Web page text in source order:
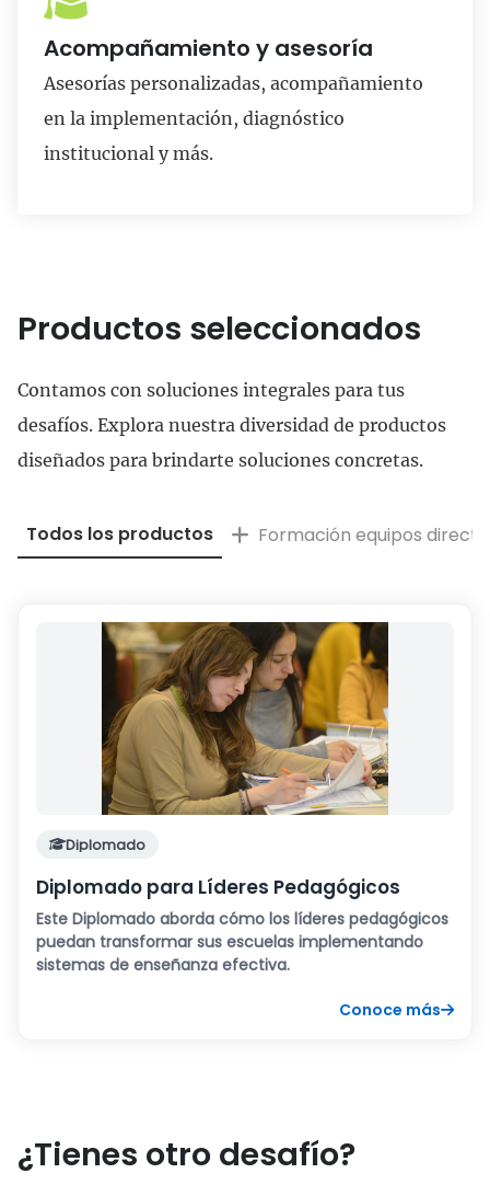
Acompañamiento y asesoría
Asesorías personalizadas, acompañamiento
en la implementación, diagnóstico
institucional y más.
Productos seleccionados
Contamos con soluciones integrales para tus
desafíos. Explora nuestra diversidad de productos
diseñados para brindarte soluciones concretas.
Todos los productos Formación equipos
Diplomado
Diplomado para Líderes Pedagógicos
Este Diplomado aborda cómo los líderes pedagógicos
puedan transformar sus escuelas implementando
sistemas de enseñanza efectiva.
Conoce más
¿Tienes otro desafío?